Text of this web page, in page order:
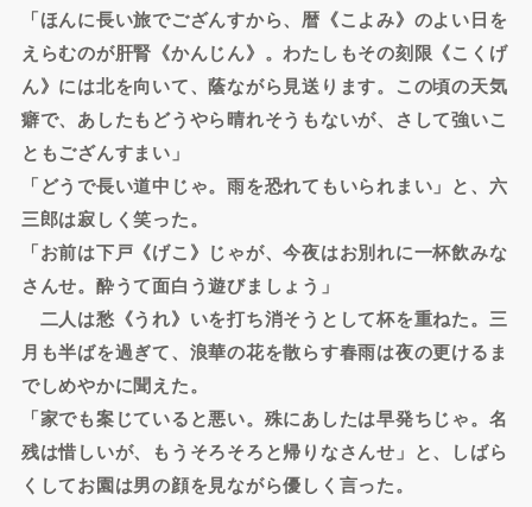
「ほんに長い旅でござんすから、暦《こよみ》のよい日を
えらむのが肝腎《かんじん》。わたしもその刻限《こくげ
ん》には北を向いて、蔭ながら見送ります。この頃の天気
癖で、あしたもどうやら晴れそうもないが、さして強いこ
ともござんすまい」
「どうで長い道中じゃ。雨を恐れてもいられまい」と、六
三郎は寂しく笑った。
「お前は下戸《げこ》じゃが、今夜はお別れに一杯飲みな
さんせ。酔うて面白う遊びましょう」
二人は愁《うれ》いを打ち消そうとして杯を重ねた。三
月も半ばを過ぎて、浪華の花を散らす春雨は夜の更けるま
でしめやかに聞えた。
「家でも案じていると悪い。殊にあしたは早発ちじゃ。名
残は惜しいが、もうそろそろと帰りなさんせ」と、しばら
くしてお園は男の顔を見ながら優しく言った。